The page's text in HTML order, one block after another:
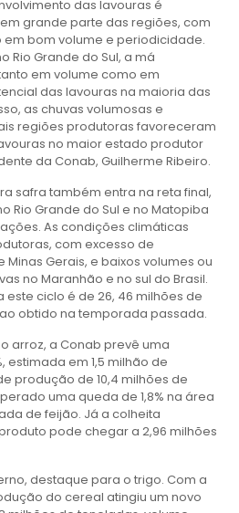
das lavouras é
grande parte das regiões, com
bom volume e periodicidade.
Rio Grande do Sul, a má
em volume como em
das lavouras na maioria das
as chuvas volumosas e
regiões produtoras favoreceram
no maior estado produtor
da Conab, Guilherme Ribeiro.
safra também entra na reta final,
Rio Grande do Sul e no Matopiba
As condições climáticas
com excesso de
Gerais, e baixos volumes ou
no Maranhão e no sul do Brasil.
ciclo é de 26, 46 milhões de
obtido na temporada passada.
arroz, a Conab prevê uma
estimada em 1,5 milhão de
produção de 10,4 milhões de
uma queda de 1,8% na área
de feijão. Já a colheita
pode chegar a 2,96 milhões
destaque para o trigo. Com a
do cereal atingiu um novo